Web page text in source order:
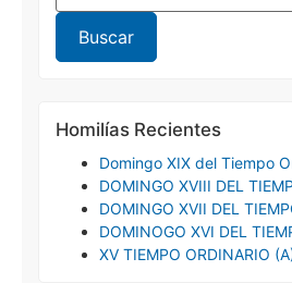
Homilías Recientes
Domingo XIX del Tiempo
DOMINGO XVIII DEL
DOMINGO XVII DEL
DOMINOGO XVI DEL
XV TIEMPO ORDINARIO